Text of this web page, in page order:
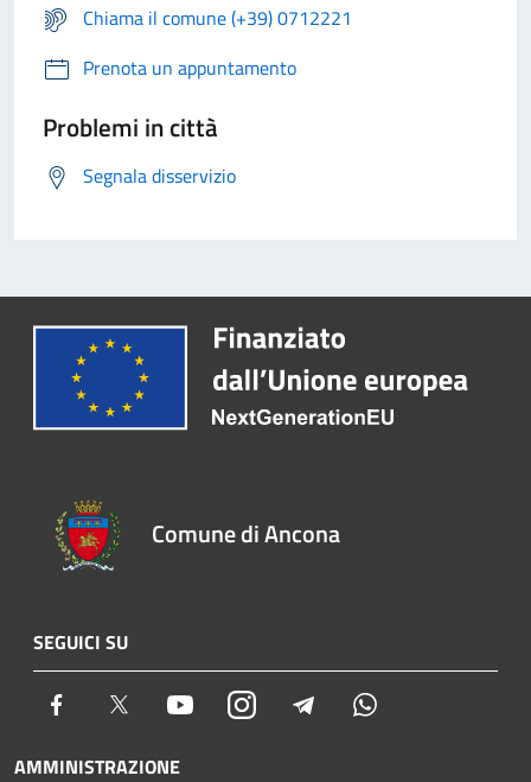
Chiama il comune (+39) 0712221
Prenota un appuntamento
Problemi in città
Segnala disservizio
Comune di Ancona
SEGUICI SU
Facebook Twitter YoutubeInstagram Telegram
AMMINISTRAZIONE